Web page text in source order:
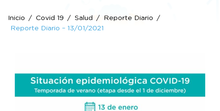
Inicio Covid 19 Salud
Reporte Diario
Reporte Diario – 13/01/2021